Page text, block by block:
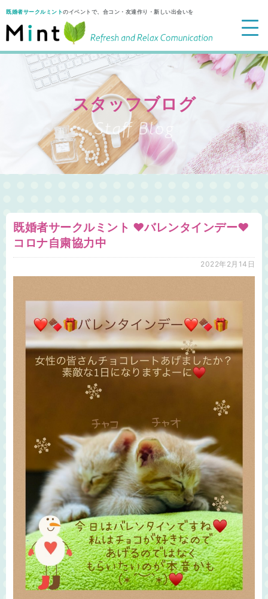
既婚者サークルミントのイベントで、合コン・友達作り・新しい出会いを
スタッフブログ
既婚者サークルミント ♥️バレンタインデー♥️
コロナ自粛協力中
2022年2月14日